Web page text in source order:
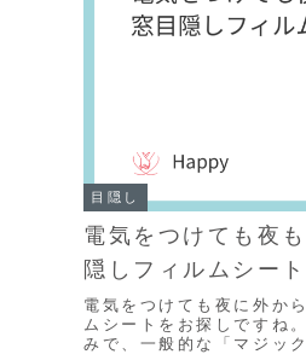
目隠し
電気をつけても夜
隠しフィルムシート
電気をつけても夜に外か
ムシートをお探しですね
みで、一般的な「マジッ